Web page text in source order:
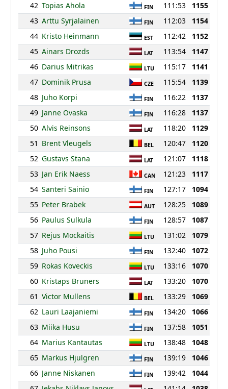
42 Topias Ahola FIN 111:53
1155
43 Arttu Syrjalainen FIN 112:03
1154
44 Kristo Heinmann EST 112:42
1152
45 Ainars Drozds LAT 113:54
1147
46 Darius Mitrikas LTU 115:17
1141
47 Dominik Prusa CZE 115:54
1139
48 Juho Korpi FIN 116:22
1137
49 Janne Ovaska FIN 116:28
1137
50 Alvis Reinsons LAT 118:20
1129
51 Brent Vleugels BEL 120:47
1120
52 Gustavs Stana LAT 121:07
1118
53 Jan Erik Naess CAN 121:23
1117
54 Santeri Sainio FIN 127:17
1094
55 Peter Brabek AUT 128:25
1089
56 Paulus Sulkula FIN 128:57
1087
57 Rejus Mockaitis LTU 131:02
1079
58 Juho Pousi FIN 132:40
1072
59 Rokas Koveckis LTU 133:16
1070
60 Kristaps Bruners LAT 133:20
1070
61 Victor Mullens BEL 133:29
1069
62 Lauri Laajaniemi FIN 134:20
1066
63 Miika Husu FIN 137:58
1051
64 Marius Kantautas LTU 138:48
1048
65 Markus Hjulgren FIN 139:19
1046
66 Janne Niskanen FIN 139:42
1044